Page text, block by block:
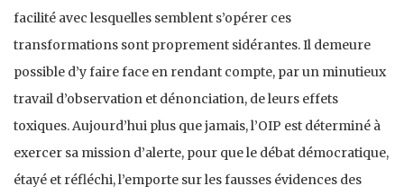
facilité avec lesquelles semblent s’opérer ces
transformations sont proprement sidérantes. Il demeure
possible d’y faire face en rendant compte, par un minutieux
travail d’observation et dénonciation, de leurs effets
toxiques. Aujourd’hui plus que jamais, l’OIP est déterminé à
exercer sa mission d’alerte, pour que le débat démocratique,
étayé et réfléchi, l’emporte sur les fausses évidences des